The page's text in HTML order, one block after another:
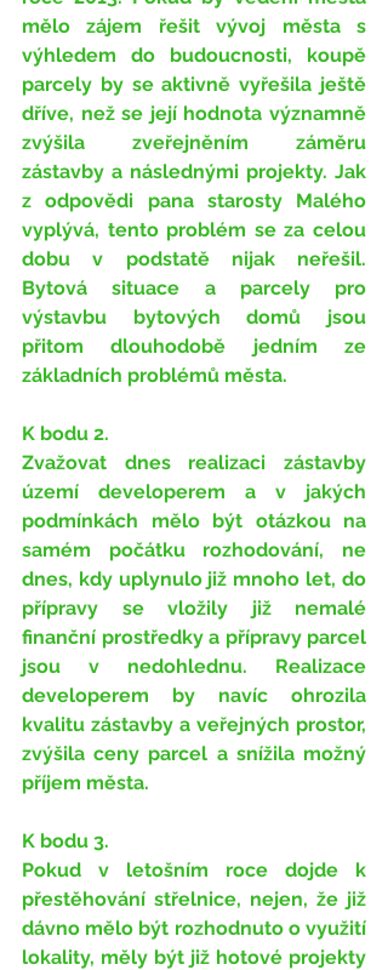
mělo zájem řešit vývoj města s
výhledem do budoucnosti, koupě
parcely by se aktivně vyřešila ještě
dříve, než se její hodnota významně
zvýšila zveřejněním záměru
zástavby a následnými projekty. Jak
z odpovědi pana starosty Malého
vyplývá, tento problém se za celou
dobu v podstatě nijak neřešil.
Bytová situace a parcely pro
výstavbu bytových domů jsou
přitom dlouhodobě jedním ze
základních problémů města.
K bodu 2.
Zvažovat dnes realizaci zástavby
území developerem a v jakých
podmínkách mělo být otázkou na
samém počátku rozhodování, ne
dnes, kdy uplynulo již mnoho let, do
přípravy se vložily již nemalé
finanční prostředky a přípravy parcel
jsou v nedohlednu. Realizace
developerem by navíc ohrozila
kvalitu zástavby a veřejných prostor,
zvýšila ceny parcel a snížila možný
příjem města.
K bodu 3.
Pokud v letošním roce dojde k
přestěhování střelnice, nejen, že již
dávno mělo být rozhodnuto o využití
lokality, měly být již hotové projekty